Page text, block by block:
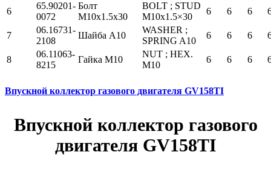
6
65.90201-
0072
Болт
М10х1.5х30
BOLT ; STUD
M10x1.5×30
6 6 6
7
06.16731-
2108
Шайба А10
WASHER ;
SPRING A10
6 6 6
8
06.11063-
8215
Гайка М10
NUT ; HEX.
M10
6 6 6
Впускной коллектор газового двигателя GV158TI
Впускной коллектор газового
двигателя GV158TI